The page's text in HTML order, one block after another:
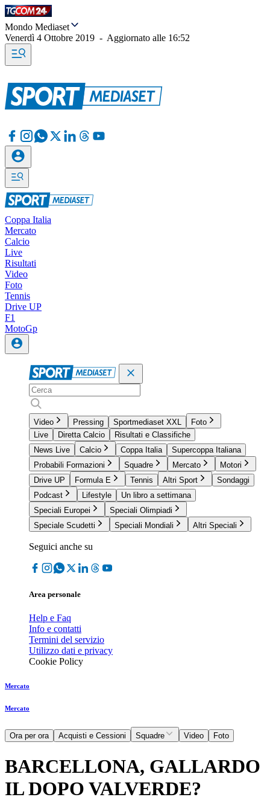
Mondo Mediaset
Venerdì 4 Ottobre 2019 - Aggiornato alle 16:52
Coppa Italia
Mercato
Calcio
Live
Risultati
Video
Foto
Tennis
Drive UP
F1
MotoGp
Video Pressing Sportmediaset XXL
Foto
Live
Diretta Calcio
Risultati e Classifiche
News Live
Calcio Coppa Italia
Supercoppa Italiana
Probabili Formazioni
Squadre Mercato
Motori
Drive UP
Formula E Tennis Altri Sport
Sondaggi
Podcast
Lifestyle
Un libro a settimana
Speciali Europei
Speciali Olimpiadi
Speciale Scudetti
Speciali Mondiali Altri Speciali
Seguici anche su
Area personale
Help e Faq
Info e contatti
Termini del servizio
Utilizzo dati e privacy
Cookie Policy
Mercato
Mercato
Ora per ora Acquisti e Cessioni Squadre Video Foto
BARCELLONA, GALLARDO
IL DOPO VALVERDE?